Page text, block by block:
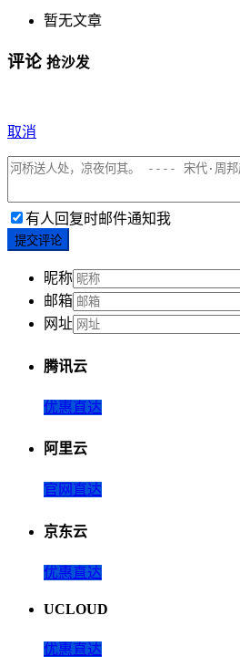
暂无文章
评论 抢沙发
取消
有人回复时邮件通知我
提交评论
昵称
邮箱
网址
腾讯云
优惠直达
阿里云
官网直达
京东云
优惠直达
UCLOUD
优惠直达